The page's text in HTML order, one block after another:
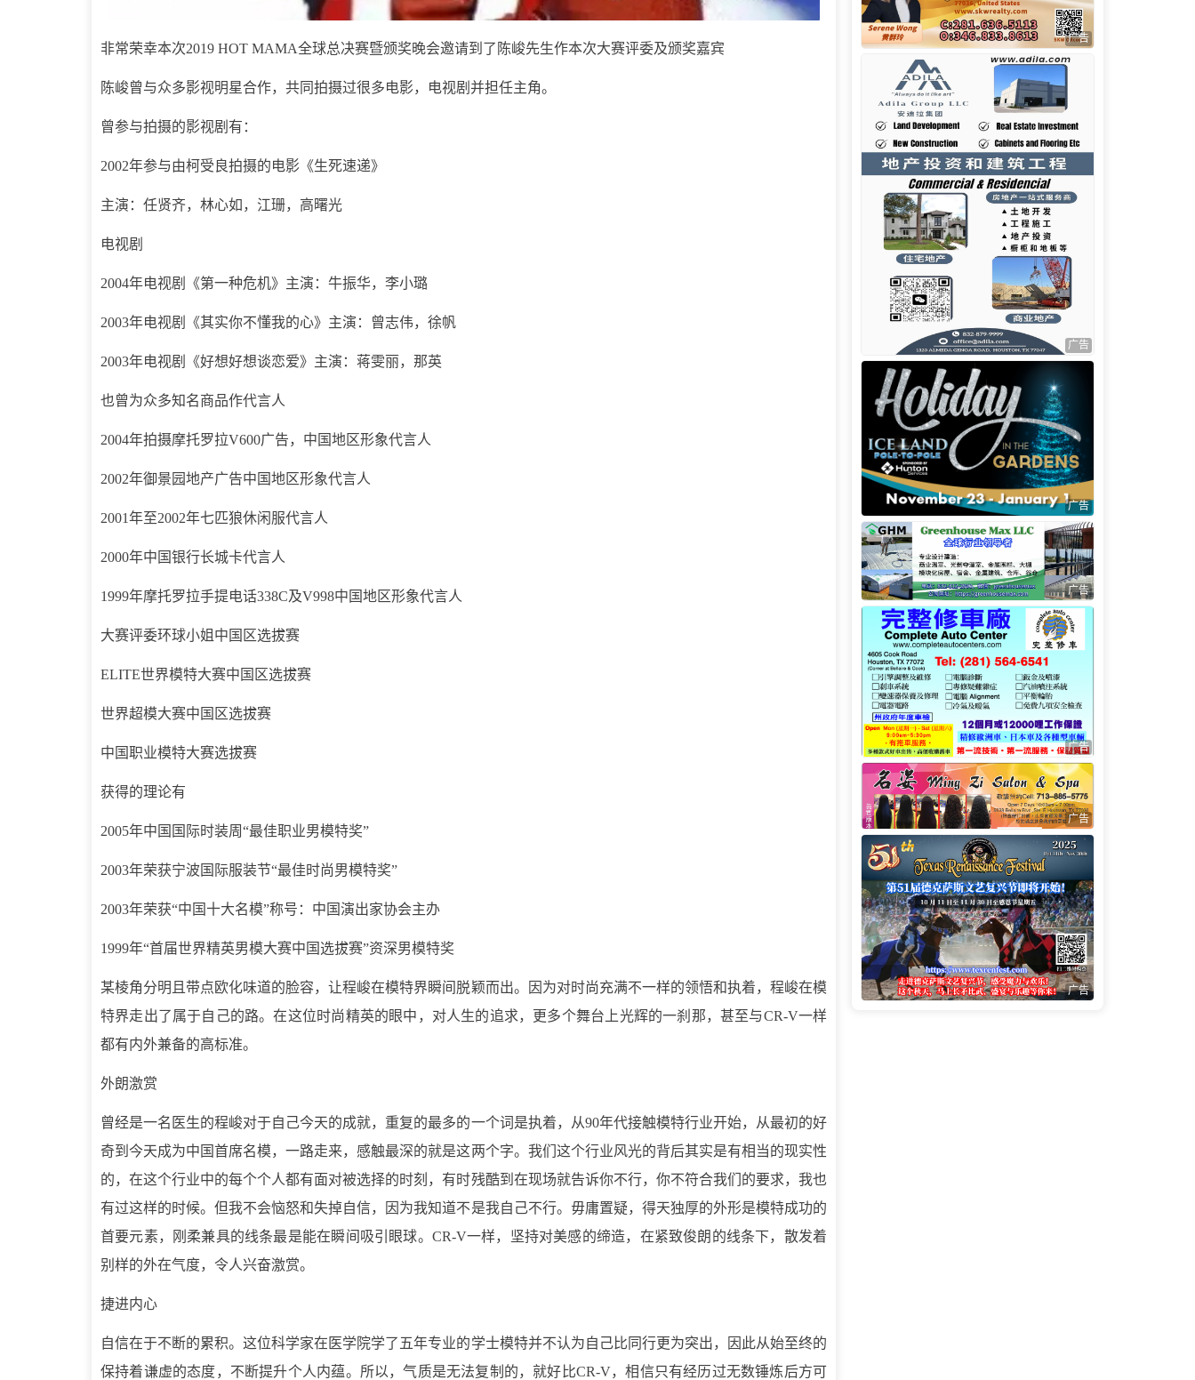
非常荣幸本次2019 HOT MAMA全球总决赛暨颁奖晚会邀请到了陈峻先生作本次大赛评委及颁奖嘉宾
陈峻曾与众多影视明星合作，共同拍摄过很多电影，电视剧并担任主角。
曾参与拍摄的影视剧有：
2002年参与由柯受良拍摄的电影《生死速递》
主演：任贤齐，林心如，江珊，高曙光
电视剧
2004年电视剧《第一种危机》主演：牛振华，李小璐
2003年电视剧《其实你不懂我的心》主演：曾志伟，徐帆
2003年电视剧《好想好想谈恋爱》主演：蒋雯丽，那英
也曾为众多知名商品作代言人
2004年拍摄摩托罗拉V600广告，中国地区形象代言人
2002年御景园地产广告中国地区形象代言人
2001年至2002年七匹狼休闲服代言人
2000年中国银行长城卡代言人
1999年摩托罗拉手提电话338C及V998中国地区形象代言人
大赛评委环球小姐中国区选拔赛
ELITE世界模特大赛中国区选拔赛
世界超模大赛中国区选拔赛
中国职业模特大赛选拔赛
获得的理论有
2005年中国国际时装周“最佳职业男模特奖”
2003年荣获宁波国际服装节“最佳时尚男模特奖”
2003年荣获“中国十大名模”称号：中国演出家协会主办
1999年“首届世界精英男模大赛中国选拔赛”资深男模特奖
某棱角分明且带点欧化味道的脸容，让程峻在模特界瞬间脱颖而出。因为对时尚充满不一样的领悟和执着，程峻在模
特界走出了属于自己的路。在这位时尚精英的眼中，对人生的追求，更多个舞台上光辉的一刹那，甚至与CR-V一样
都有内外兼备的高标准。
外朗激赏
曾经是一名医生的程峻对于自己今天的成就，重复的最多的一个词是执着，从90年代接触模特行业开始，从最初的好
奇到今天成为中国首席名模，一路走来，感触最深的就是这两个字。我们这个行业风光的背后其实是有相当的现实性
的，在这个行业中的每个个人都有面对被选择的时刻，有时残酷到在现场就告诉你不行，你不符合我们的要求，我也
有过这样的时候。但我不会恼怒和失掉自信，因为我知道不是我自己不行。毋庸置疑，得天独厚的外形是模特成功的
首要元素，刚柔兼具的线条最是能在瞬间吸引眼球。CR-V一样，坚持对美感的缔造，在紧致俊朗的线条下，散发着
别样的外在气度，令人兴奋激赏。
捷进内心
自信在于不断的累积。这位科学家在医学院学了五年专业的学士模特并不认为自己比同行更为突出，因此从始至终的
保持着谦虚的态度，不断提升个人内蕴。所以，气质是无法复制的，就好比CR-V，相信只有经历过无数锤炼后方可
广告
广告
广告
广告
广告
广告
广告